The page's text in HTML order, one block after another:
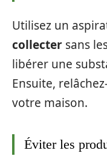
Utilisez un
collecter sans
libérer une
Ensuite,
votre maison.
Éviter les